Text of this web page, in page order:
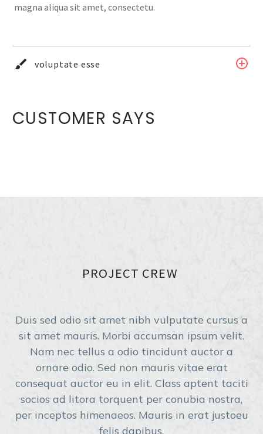
magna aliqua sit amet, consectetu.
voluptate esse
CUSTOMER SAYS
PROJECT CREW
Duis sed odio sit amet nibh vulputate cursus a
sit amet mauris. Morbi accumsan ipsum velit.
Nam nec tellus a odio tincidunt auctor a
ornare odio. Sed non mauris vitae erat
consequat auctor eu in elit. Class aptent taciti
socios ad litora torquent per conubia nostra,
per inceptos himenaeos. Mauris in erat justoeu
felis dapibus.